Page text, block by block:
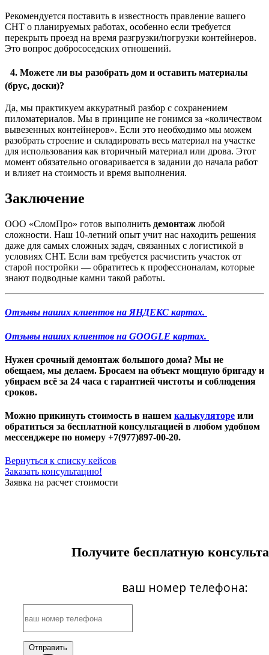
Рекомендуется поставить в известность правление вашего
СНТ о планируемых работах, особенно если требуется
перекрыть проезд на время разгрузки/погрузки контейнеров.
Это вопрос добрососедских отношений.
4. Можете ли вы разобрать дом и оставить материалы
(брус, доски)?
Да, мы практикуем аккуратный разбор с сохранением
пиломатериалов. Мы в принципе не гонимся за «количеством
вывезенных контейнеров». Если это необходимо мы можем
разобрать строение и складировать весь материал на участке
для использования как вторичный материал или дрова. Этот
момент обязательно оговаривается в задании до начала работ
и влияет на стоимость и время выполнения.
Заключение
ООО «СломПро» готов выполнить демонтаж любой
сложности. Наш 10-летний опыт учит нас находить решения
даже для самых сложных задач, связанных с логистикой в
условиях СНТ. Если вам требуется расчистить участок от
старой постройки — обратитесь к профессионалам, которые
знают подводные камни такой работы.
Отзывы наших клиентов на ЯНДЕКС картах.
Отзывы наших клиентов на GOOGLE картах.
Нужен срочный демонтаж большого дома? Мы не
обещаем, мы делаем. Бросаем на объект мощную бригаду и
убираем всё за 24 часа с гарантией чистоты и соблюдения
сроков.
Можно прикинуть стоимость в нашем калькуляторе или
обратиться за бесплатной консультацией в любом удобном
мессенджере по номеру +7(977)897-00-20.
Вернуться к списку кейсов
Заказать консультацию!
Заявка на расчет стоимости
Получите бесплатную
ваш номер телефона:
Отправить